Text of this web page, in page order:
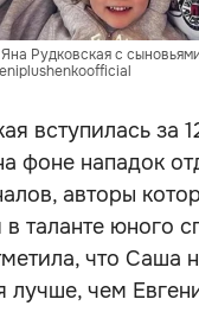
Рудковская с
вступилась за
фоне нападок
авторы
таланте юного
что Саша
лучше, чем